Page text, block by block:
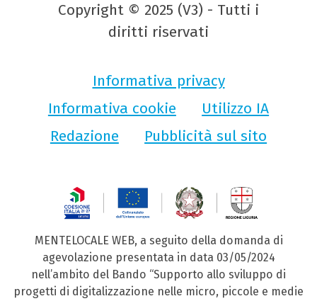
Copyright © 2025 (V3) - Tutti i
diritti riservati
Informativa privacy
Informativa cookie
Utilizzo IA
Redazione
Pubblicità sul sito
MENTELOCALE WEB, a seguito della domanda di
agevolazione presentata in data 03/05/2024
nell’ambito del Bando “Supporto allo sviluppo di
progetti di digitalizzazione nelle micro, piccole e medie